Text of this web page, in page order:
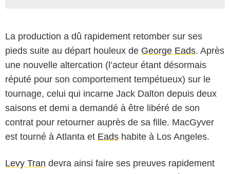
La production a dû rapidement retomber sur ses
pieds suite au départ houleux de George Eads. Après
une nouvelle altercation (l’acteur étant désormais
réputé pour son comportement tempétueux) sur le
tournage, celui qui incarne Jack Dalton depuis deux
saisons et demi a demandé à être libéré de son
contrat pour retourner auprès de sa fille. MacGyver
est tourné à Atlanta et Eads habite à Los Angeles.
Levy Tran devra ainsi faire ses preuves rapidement